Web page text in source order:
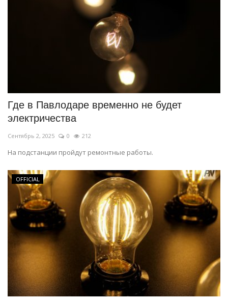
Где в Павлодаре временно не будет
электричества
Сентябрь 2, 2025 0 212
На подстанции пройдут ремонтные работы.
OFFICIAL